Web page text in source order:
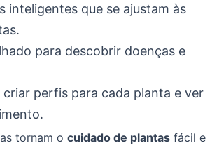
inteligentes que se ajustam às
para descobrir doenças e
criar perfis para cada planta e ver
tornam o cuidado de plantas fácil e